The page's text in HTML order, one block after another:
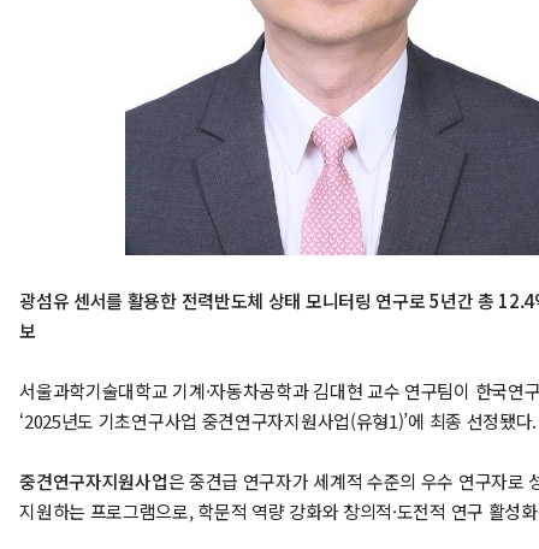
광섬유 센서를 활용한 전력반도체 상태 모니터링 연구로 5년간 총
보
서울과학기술대학교 기계·자동차공학과 김대현 교수 연구팀이 한국연
‘2025년도 기초연구사업 중견연구자지원사업(유형1)’에 최종 선정됐다.
중견연구자지원사업은 중견급 연구자가 세계적 수준의 우수 연구자로
지원하는 프로그램으로, 학문적 역량 강화와 창의적·도전적 연구 활성